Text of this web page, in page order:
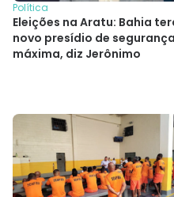
Política
Eleições na Aratu: Bahia
novo presídio de segurança
máxima, diz Jerônimo